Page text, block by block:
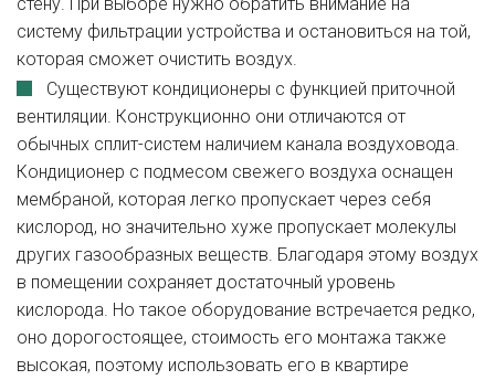
систему фильтрации устройства и остановиться на той,
которая сможет очистить воздух.
Существуют кондиционеры с функцией приточной
вентиляции. Конструкционно они отличаются от
обычных сплит-систем наличием канала воздуховода.
Кондиционер с подмесом свежего воздуха оснащен
мембраной, которая легко пропускает через себя
кислород, но значительно хуже пропускает молекулы
других газообразных веществ. Благодаря этому воздух
в помещении сохраняет достаточный уровень
кислорода. Но такое оборудование встречается редко,
оно дорогостоящее, стоимость его монтажа также
высокая, поэтому использовать его в квартире